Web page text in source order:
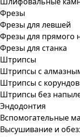
Фрезы
Фрезы для левшей
Фрезы для прямого
Фрезы для станка
Штрипсы
Штрипсы c
Штрипсы c
Штрипсы без
Эндодонтия
Вспомогательные
Высушивание и